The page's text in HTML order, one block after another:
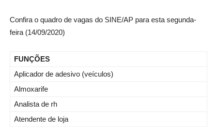
Confira o quadro de vagas do SINE/AP para esta segunda-
feira (14/09/2020)
FUNÇÕES
Aplicador de adesivo (veículos)
Almoxarife
Analista de rh
Atendente de loja